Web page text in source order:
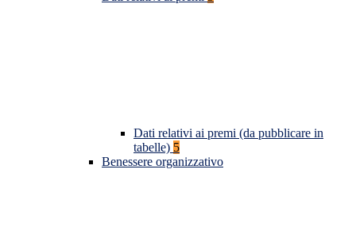
Dati relativi ai premi (da pubblicare in
tabelle) 5
Benessere organizzativo